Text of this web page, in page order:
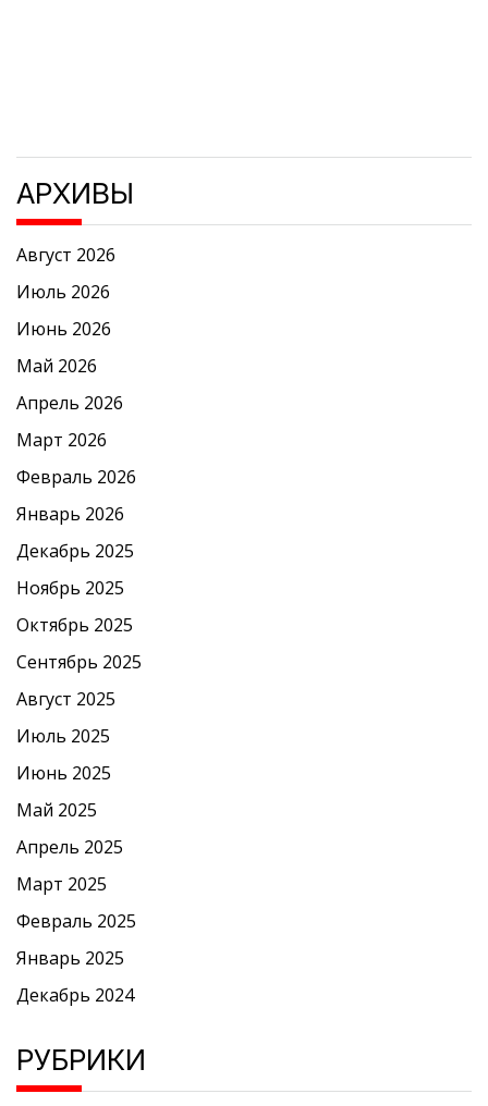
АРХИВЫ
Август 2026
Июль 2026
Июнь 2026
Май 2026
Апрель 2026
Март 2026
Февраль 2026
Январь 2026
Декабрь 2025
Ноябрь 2025
Октябрь 2025
Сентябрь 2025
Август 2025
Июль 2025
Июнь 2025
Май 2025
Апрель 2025
Март 2025
Февраль 2025
Январь 2025
Декабрь 2024
РУБРИКИ